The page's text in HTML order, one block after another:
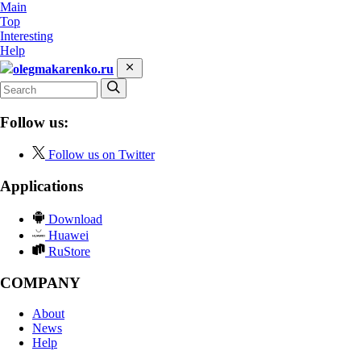
Main
Top
Interesting
Help
olegmakarenko.ru
Follow us:
Follow us on Twitter
Applications
Download
Huawei
RuStore
COMPANY
About
News
Help